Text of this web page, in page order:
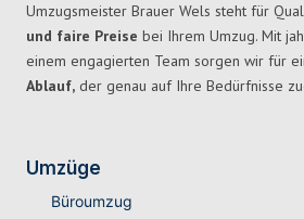
Umzugsmeister Brauer Wels steht für
und faire Preise bei Ihrem Umzug. Mit
einem engagierten Team sorgen wir für
Ablauf, der genau auf Ihre Bedürfnisse
Umzüge
Büroumzug